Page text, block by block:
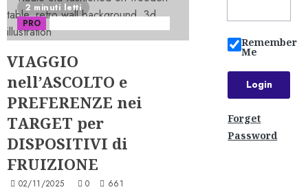
2 minuti letti
PRO
VIAGGIO
nell’ASCOLTO e
PREFERENZE nei
TARGET per
DISPOSITIVI di
FRUIZIONE
02/11/2025 0 661
Remember
Me
Forget
Password